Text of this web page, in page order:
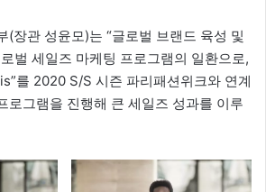
(장관 성윤모)는 “글로벌 브랜드 육성 및
벌 세일즈 마케팅 프로그램의 일환으로,
를 2020 S/S 시즌 파리패션위크와 연계
로그램을 진행해 큰 세일즈 성과를 이루